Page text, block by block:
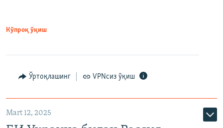
Кўпроқ ўқиш
Ўртоқлашинг VPNсиз ўқиш
Mart 12, 2025